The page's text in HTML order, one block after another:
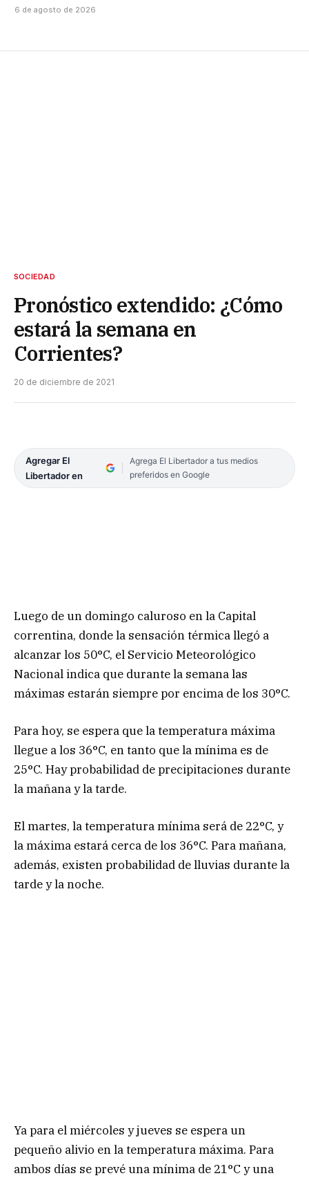
6 de agosto de 2026
SOCIEDAD
Pronóstico extendido: ¿Cómo
estará la semana en
Corrientes?
20 de diciembre de 2021
Agregar El
Libertador en
Agrega El Libertador a tus medios
preferidos en Google
Luego de un domingo caluroso en la Capital
correntina, donde la sensación térmica llegó a
alcanzar los 50°C, el Servicio Meteorológico
Nacional indica que durante la semana las
máximas estarán siempre por encima de los 30°C.
Para hoy, se espera que la temperatura máxima
llegue a los 36°C, en tanto que la mínima es de
25°C. Hay probabilidad de precipitaciones durante
la mañana y la tarde.
El martes, la temperatura mínima será de 22°C, y
la máxima estará cerca de los 36°C. Para mañana,
además, existen probabilidad de lluvias durante la
tarde y la noche.
Ya para el miércoles y jueves se espera un
pequeño alivio en la temperatura máxima. Para
ambos días se prevé una mínima de 21°C y una